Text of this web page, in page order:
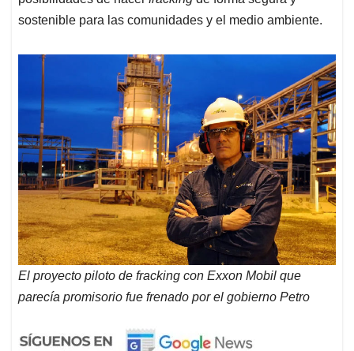
sostenible para las comunidades y el medio ambiente.
El proyecto piloto de fracking con Exxon Mobil que
parecía promisorio fue frenado por el gobierno Petro